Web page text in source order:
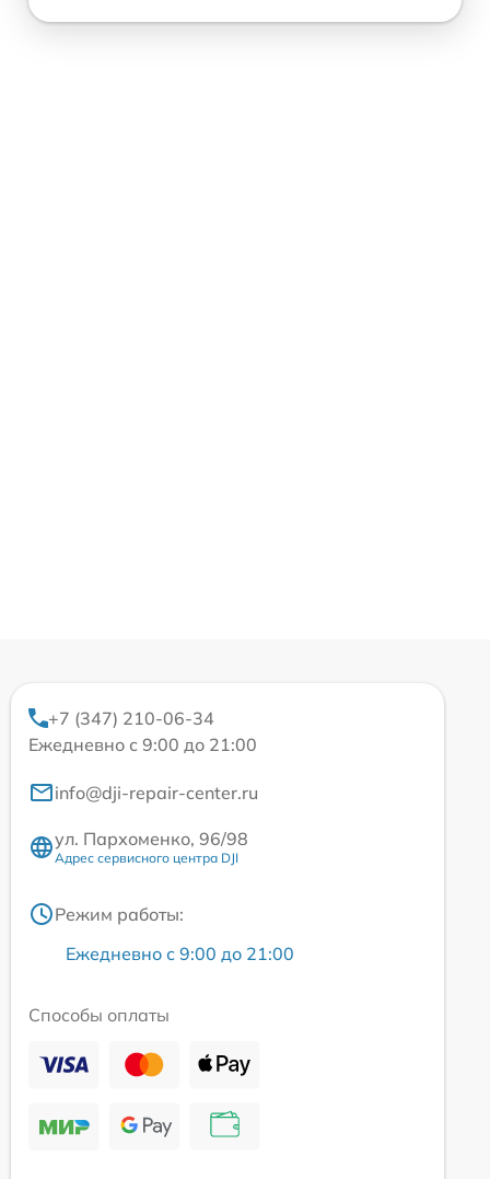
+7 (347) 210-06-34
Ежедневно с 9:00 до 21:00
info@dji-repair-center.ru
ул. Пархоменко, 96/98
Адрес сервисного центра DJI
Режим работы:
Ежедневно с 9:00 до 21:00
Способы оплаты